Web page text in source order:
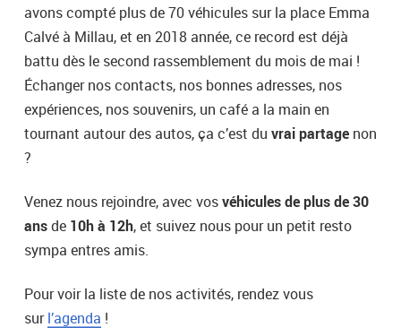
avons compté plus de 70 véhicules sur la place Emma
Calvé à Millau, et en 2018 année, ce record est déjà
battu dès le second rassemblement du mois de mai !
Échanger nos contacts, nos bonnes adresses, nos
expériences, nos souvenirs, un café a la main en
tournant autour des autos, ça c’est du vrai partage non
?
Venez nous rejoindre, avec vosvéhicules de plus de 30
ansde 10h à 12h, et suivez nous pour un petit resto
sympa entres amis.
Pour voir la liste de nos activités, rendez vous
surl’agenda !